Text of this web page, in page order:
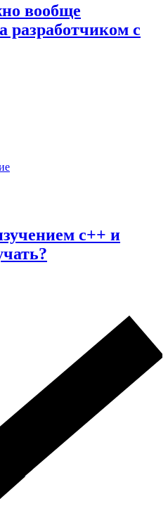
вообще
разработчиком с
c++ и